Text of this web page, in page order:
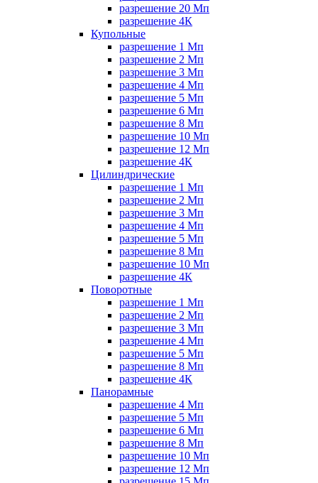
разрешение 20 Мп
разрешение 4К
Купольные
разрешение 1 Мп
разрешение 2 Мп
разрешение 3 Мп
разрешение 4 Мп
разрешение 5 Мп
разрешение 6 Мп
разрешение 8 Мп
разрешение 10 Мп
разрешение 12 Мп
разрешение 4К
Цилиндрические
разрешение 1 Мп
разрешение 2 Мп
разрешение 3 Мп
разрешение 4 Мп
разрешение 5 Мп
разрешение 8 Мп
разрешение 10 Мп
разрешение 4К
Поворотные
разрешение 1 Мп
разрешение 2 Мп
разрешение 3 Мп
разрешение 4 Мп
разрешение 5 Мп
разрешение 8 Мп
разрешение 4К
Панорамные
разрешение 4 Мп
разрешение 5 Мп
разрешение 6 Мп
разрешение 8 Мп
разрешение 10 Мп
разрешение 12 Мп